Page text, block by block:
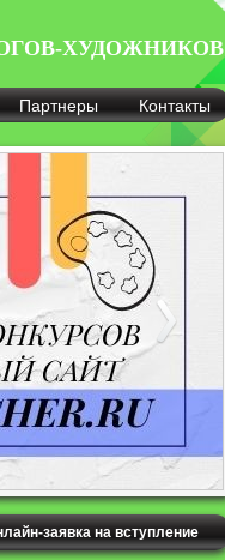
ХУДОЖНИКОВ
Партнеры Контакты
заявка на вступление